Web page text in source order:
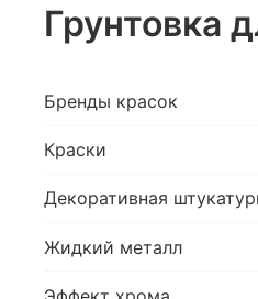
Грунтовка
Бренды красок
Крaски
Декоративная
Жидкий металл